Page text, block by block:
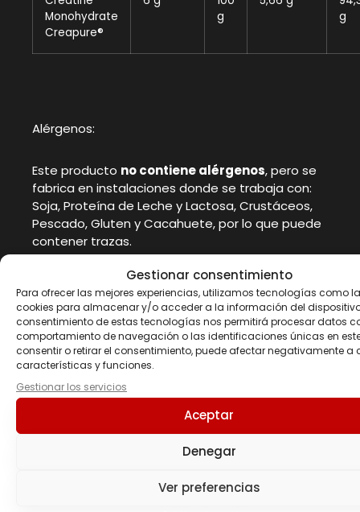
Gestionar consentimiento
Para ofrecer las mejores experiencias, utilizamos tecnologías como
cookies para almacenar y/o acceder a la información del
consentimiento de estas tecnologías nos permitirá procesar datos
comportamiento de navegación o las identificaciones únicas en
consentir o retirar el consentimiento, puede afectar negativamente a
características y funciones.
Gestionar los servicios
Aceptar
Denegar
Ver preferencias
Monohydrate
Creapure®
g
g
Alérgenos:
Este producto no contiene alérgenos, pero se
fabrica en instalaciones donde se trabaja con:
Soja, Proteína de Leche y Lactosa, Crustáceos,
Pescado, Gluten y Cacahuete, por lo que puede
contener trazas.
Productos
relacionados